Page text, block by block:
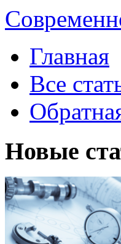
Главная
Все
Новые